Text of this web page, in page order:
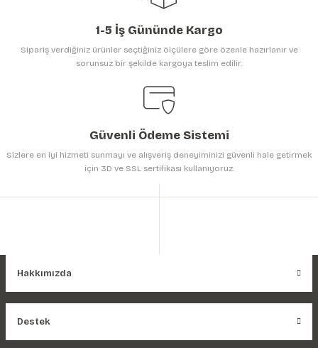
Gönder
1-5 İş Gününde Kargo
Sipariş verdiğiniz ürünler seçtiğiniz ölçülere göre özenle hazırlanır ve
sorunsuz bir şekilde kargoya teslim edilir.
Güvenli Ödeme Sistemi
Sizlere en iyi hizmeti sunmayı ve alışveriş deneyiminizi güvenli hale getirmek
için 3D ve SSL sertifikası kullanıyoruz.
Hakkımızda
Destek